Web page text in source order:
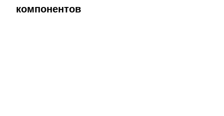
компонентов